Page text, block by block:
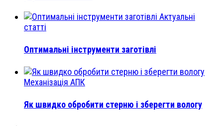
Актуальні
статті
Оптимальні інструменти заготівлі
Механізація АПК
Як швидко обробити стерню і зберегти вологу